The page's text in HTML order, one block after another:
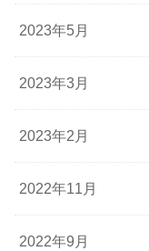
2023年5月
2023年3月
2023年2月
2022年11月
2022年9月